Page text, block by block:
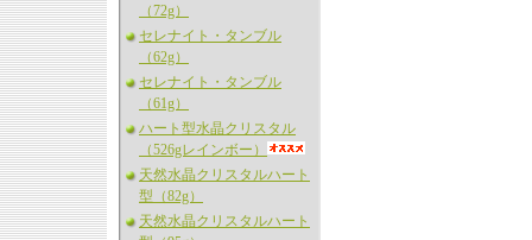
（72g）
セレナイト・タンブル
（62g）
セレナイト・タンブル
（61g）
ハート型水晶クリスタル
（526gレインボー）
天然水晶クリスタルハート
型（82g）
天然水晶クリスタルハート